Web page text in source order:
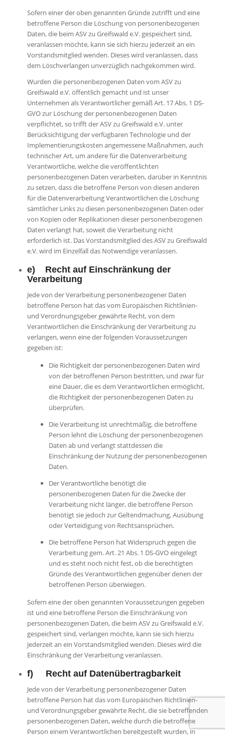
Sofern einer der oben genannten Gründe zutrifft und eine
betroffene Person die Löschung von personenbezogenen
Daten, die beim ASV zu Greifswald e.V. gespeichert sind,
veranlassen möchte, kann sie sich hierzu jederzeit an ein
Vorstandsmitglied wenden. Dieses wird veranlassen, dass
dem Löschverlangen unverzüglich nachgekommen wird.
Wurden die personenbezogenen Daten vom ASV zu
Greifswald e.V. öffentlich gemacht und ist unser
Unternehmen als Verantwortlicher gemäß Art. 17 Abs. 1 DS-
GVO zur Löschung der personenbezogenen Daten
verpflichtet, so trifft der ASV zu Greifswald e.V. unter
Berücksichtigung der verfügbaren Technologie und der
Implementierungskosten angemessene Maßnahmen, auch
technischer Art, um andere für die Datenverarbeitung
Verantwortliche, welche die veröffentlichten
personenbezogenen Daten verarbeiten, darüber in Kenntnis
zu setzen, dass die betroffene Person von diesen anderen
für die Datenverarbeitung Verantwortlichen die Löschung
sämtlicher Links zu diesen personenbezogenen Daten oder
von Kopien oder Replikationen dieser personenbezogenen
Daten verlangt hat, soweit die Verarbeitung nicht
erforderlich ist. Das Vorstandsmitglied des ASV zu Greifswald
e.V. wird im Einzelfall das Notwendige veranlassen.
e) Recht auf Einschränkung der
Verarbeitung
Jede von der Verarbeitung personenbezogener Daten
betroffene Person hat das vom Europäischen Richtlinien-
und Verordnungsgeber gewährte Recht, von dem
Verantwortlichen die Einschränkung der Verarbeitung zu
verlangen, wenn eine der folgenden Voraussetzungen
gegeben ist:
Die Richtigkeit der personenbezogenen Daten wird
von der betroffenen Person bestritten, und zwar für
eine Dauer, die es dem Verantwortlichen ermöglicht,
die Richtigkeit der personenbezogenen Daten zu
überprüfen.
Die Verarbeitung ist unrechtmäßig, die betroffene
Person lehnt die Löschung der personenbezogenen
Daten ab und verlangt stattdessen die
Einschränkung der Nutzung der personenbezogenen
Daten.
Der Verantwortliche benötigt die
personenbezogenen Daten für die Zwecke der
Verarbeitung nicht länger, die betroffene Person
benötigt sie jedoch zur Geltendmachung, Ausübung
oder Verteidigung von Rechtsansprüchen.
Die betroffene Person hat Widerspruch gegen die
Verarbeitung gem. Art. 21 Abs. 1 DS-GVO eingelegt
und es steht noch nicht fest, ob die berechtigten
Gründe des Verantwortlichen gegenüber denen der
betroffenen Person überwiegen.
Sofern eine der oben genannten Voraussetzungen gegeben
ist und eine betroffene Person die Einschränkung von
personenbezogenen Daten, die beim ASV zu Greifswald e.V.
gespeichert sind, verlangen möchte, kann sie sich hierzu
jederzeit an ein Vorstandsmitglied wenden. Dieses wird die
Einschränkung der Verarbeitung veranlassen.
f) Recht auf Datenübertragbarkeit
Jede von der Verarbeitung personenbezogener Daten
betroffene Person hat das vom Europäischen Richtlinien-
und Verordnungsgeber gewährte Recht, die sie betreffenden
personenbezogenen Daten, welche durch die betroffene
Person einem Verantwortlichen bereitgestellt wurden, in